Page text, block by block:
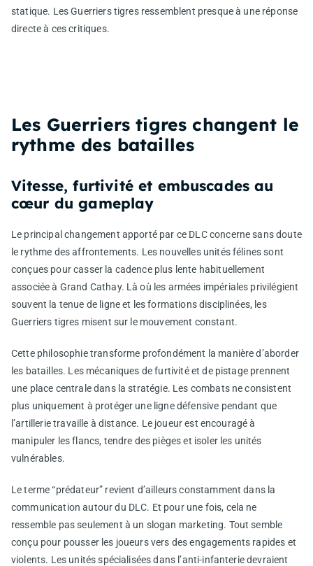
statique. Les Guerriers tigres ressemblent presque à une réponse
directe à ces critiques.
Les Guerriers tigres changent le
rythme des batailles
Vitesse, furtivité et embuscades au
cœur du gameplay
Le principal changement apporté par ce DLC concerne sans doute
le rythme des affrontements. Les nouvelles unités félines sont
conçues pour casser la cadence plus lente habituellement
associée à Grand Cathay. Là où les armées impériales privilégient
souvent la tenue de ligne et les formations disciplinées, les
Guerriers tigres misent sur le mouvement constant.
Cette philosophie transforme profondément la manière d’aborder
les batailles. Les mécaniques de furtivité et de pistage prennent
une place centrale dans la stratégie. Les combats ne consistent
plus uniquement à protéger une ligne défensive pendant que
l’artillerie travaille à distance. Le joueur est encouragé à
manipuler les flancs, tendre des pièges et isoler les unités
vulnérables.
Le terme “prédateur” revient d’ailleurs constamment dans la
communication autour du DLC. Et pour une fois, cela ne
ressemble pas seulement à un slogan marketing. Tout semble
conçu pour pousser les joueurs vers des engagements rapides et
violents. Les unités spécialisées dans l’anti-infanterie devraient